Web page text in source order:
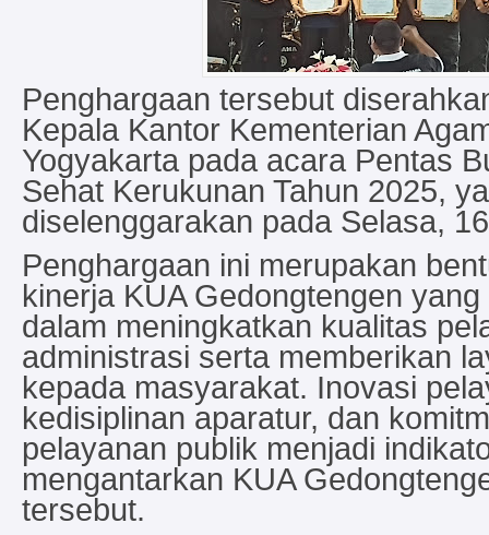
Penghargaan tersebut
Kepala Kantor Kementerian
Yogyakarta pada acara Pentas
Sehat Kerukunan Tahun 2025,
diselenggarakan pada Selasa,
Penghargaan ini merupakan
kinerja KUA Gedongtengen
dalam meningkatkan kualitas
administrasi serta memberikan
kepada masyarakat. Inovasi
kedisiplinan aparatur, dan
pelayanan publik menjadi
mengantarkan KUA
tersebut.